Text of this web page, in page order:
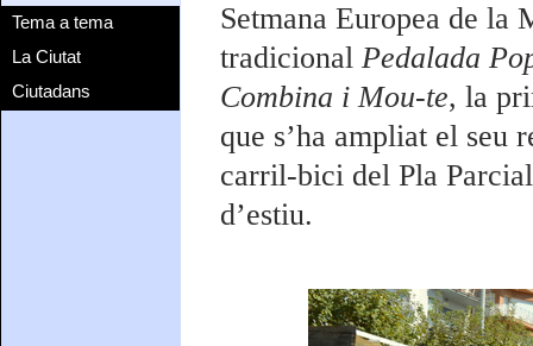
Tema a tema
La Ciutat
Ciutadans
Setmana Europea de la
tradicional Pedalada
Combina i Mou-te, la
que s’ha ampliat el seu
carril-bici del Pla
d’estiu.